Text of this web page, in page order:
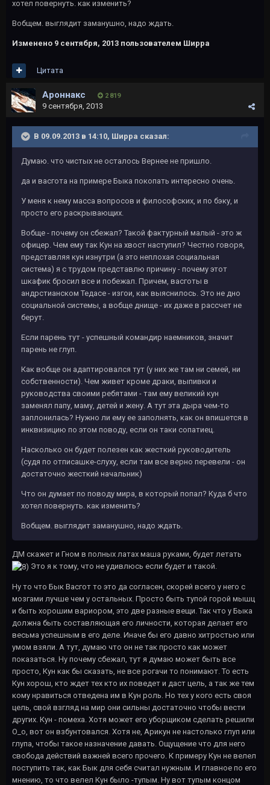
хотел повернуть. как изменить?
Вобщем. выглядит заманушно, надо ждать.
Изменено 9 сентября, 2013 пользователем Ширра
Цитата
Ароннакс 2 819
9 сентября, 2013
В 09.09.2013 в 14:10, Ширра сказал:
Думаю. что чистых не осталось Вернее не пришло.
да и васгота на примере Быка покопать интересно очень.
У меня к нему масса вопросов и философских, и по бэку, и
просто его раскрывающих.
Вобще - почему он сбежал? Такой фактурный малый - это ж
офицер. Чем ему так Кун на хвост наступил? Честно говоря,
представляя кун изнутри (а это неплохая социальная
система) я с трудом представлю причину - почему этот
шкафик бросил все и побежал. Причем, васготы в
андрстианском Тедасе - изгои, как выяснилось. Это не дно
социальной системы, а вобще днище - их даже в рассчет не
берут.
Если парень тут - успешный командир наемников, значит
парень не глуп.
Как вобще он адаптировался тут (у них же там ни семей, ни
собственности). Чем живет кроме драки, выпивки и
руководства своими ребятами - там ему великий кун
заменял папу, маму, детей и жену. А тут эта дыра чем-то
заплонилась? Нужно ли ему ее заполнять, как он впишется в
инквизицию по этом поводу, если он таки сопатиец.
Насколько он будет полезен как жесткий руководитель
(судя по отписашке-слуху, если там все верно перевели - он
достаточно жесткий начальник)
Что он думает по поводу мира, в который попал? Куда б что
хотел повернуть. как изменить?
Вобщем. выглядит заманушно, надо ждать.
ДМ скажет и Гном в полных латах маша руками, будет летать
Это я к тому, что не удивлюсь если будет и такой.
Ну то что Бык Васгот то это да согласен, скорей всего у него с
мозгами лучше чем у остальных. Просто быть тупой горой мышц
и быть хорошим вариором, это две разные вещи. Так что у Быка
должна быть составляющая его личности, которая делает его
весьма успешным в его деле. Иначе бы его давно хитростью или
умом взяли. А тут, думаю что он не так просто как может
показаться. Ну почему сбежал, тут я думаю может быть все
просто, Кун как бы сказать, не все рогачи то понимают. То есть
Кун хорош, кто ждет тех кто их поведет и даст цель, а так же тем
кому нравиться отведена им в Кун роль. Но тех у кого есть своя
цель, свой взгляд на мир они сильны достаточно чтобы вести
других. Кун - помеха. Хотя может его уборщиком сделать решили
O_o, вот он взбунтовался. Хотя не, Арикун не настолько глуп или
глупа, чтобы такое назначение давать. Ощущение что для него
свобода действий важней всего прочего. К примеру Кун не велел
поступить так, как Бык для себя считал нужным. И главное по его
мнению, то что велел Кун было -тупым. Ну вот тупым концом